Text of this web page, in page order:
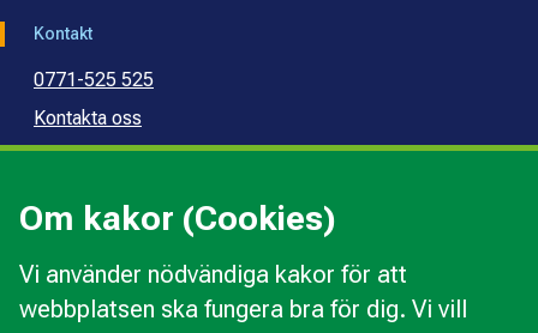
Om kakor (Cookies)
Vi använder nödvändiga kakor för att
webbplatsen ska fungera bra för dig. Vi vill
Kontakt
0771-525 525
Kontakta oss
Press
Kommunal budget- och skuldrådgivning